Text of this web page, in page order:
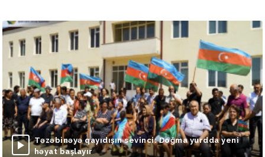
Təzəbinəyə qayıdışın sevinci: Doğma yurdda yeni
həyat başlayır